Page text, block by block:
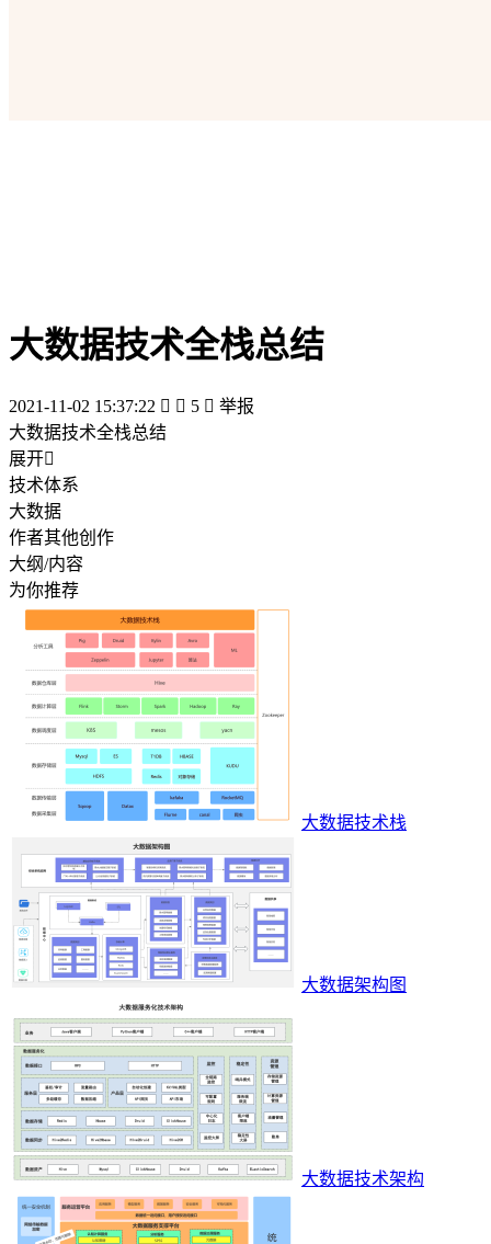
大数据技术全栈总结
2021-11-02 15:37:22   5  举报
大数据技术全栈总结
展开
技术体系
大数据
作者其他创作
大纲/内容
为你推荐
大数据技术栈
大数据架构图
大数据技术架构